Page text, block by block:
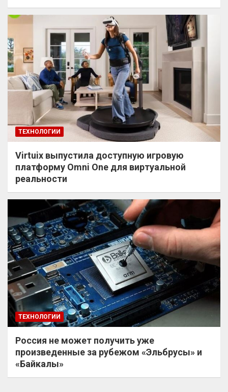
ТЕХНОЛОГИИ
Virtuix выпустила доступную игровую
платформу Omni One для виртуальной
реальности
ТЕХНОЛОГИИ
Россия не может получить уже
произведенные за рубежом «Эльбрусы» и
«Байкалы»